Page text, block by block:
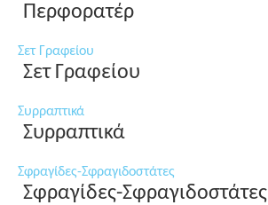
Περφορατέρ
Σετ Γραφείου
Σετ Γραφείου
Συρραπτικά
Συρραπτικά
Σφραγίδες-Σφραγιδοστάτες
Σφραγίδες-Σφραγιδοστάτες